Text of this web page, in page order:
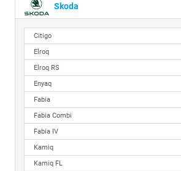
Skoda
Citigo
Elroq
Elroq RS
Enyaq
Fabia
Fabia Combi
Fabia IV
Kamiq
Kamiq FL